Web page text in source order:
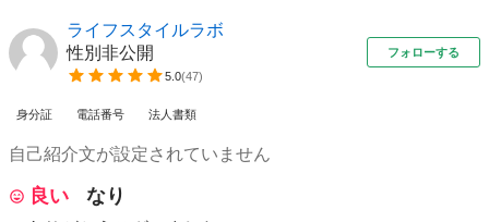
ライフスタイルラボ
性別非公開
5.0(47)
フォローする
身分証 電話番号 法人書類
自己紹介文が設定されていません
良い なり